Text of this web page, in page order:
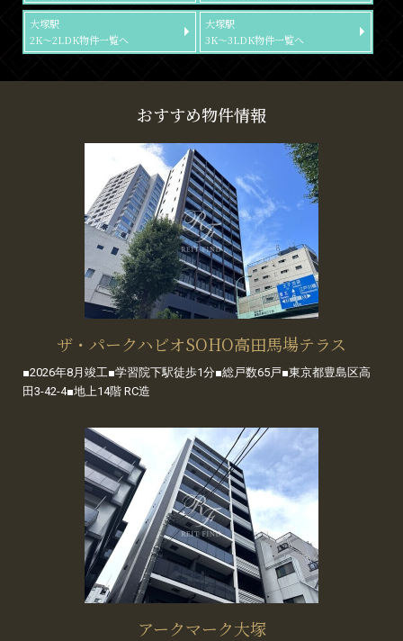
大塚駅
2K～2LDK物件一覧へ
大塚駅
3K～3LDK物件一覧へ
おすすめ物件情報
ザ・パークハビオSOHO高田馬場テラス
■2026年8月竣工■学習院下駅徒歩1分■総戸数65戸■東京都豊島区高
田3-42-4■地上14階 RC造
アークマーク大塚